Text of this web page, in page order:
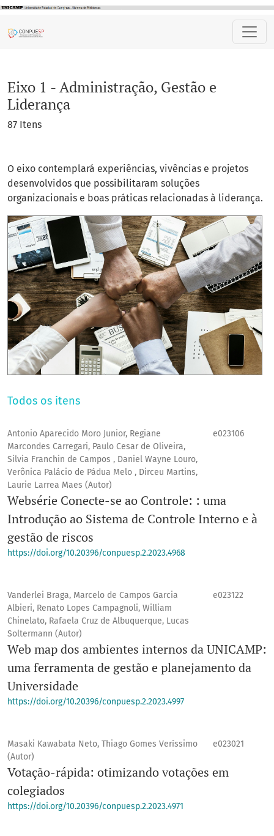
Eixo 1 - Administração, Gestão e
Liderança
87 Itens
O eixo contemplará experiências, vivências e projetos
desenvolvidos que possibilitaram soluções
organizacionais e boas práticas relacionadas à liderança.
Todos os itens
Antonio Aparecido Moro Junior, Regiane
Marcondes Carregari, Paulo Cesar de Oliveira,
Silvia Franchin de Campos , Daniel Wayne Louro,
Verônica Palácio de Pádua Melo , Dirceu Martins,
Laurie Larrea Maes (Autor)
e023106
Websérie Conecte-se ao Controle: : uma
Introdução ao Sistema de Controle Interno e à
gestão de riscos
https://doi.org/10.20396/conpuesp.2.2023.4968
Vanderlei Braga, Marcelo de Campos Garcia
Albieri, Renato Lopes Campagnoli, William
Chinelato, Rafaela Cruz de Albuquerque, Lucas
Soltermann (Autor)
e023122
Web map dos ambientes internos da UNICAMP:
uma ferramenta de gestão e planejamento da
Universidade
https://doi.org/10.20396/conpuesp.2.2023.4997
Masaki Kawabata Neto, Thiago Gomes Veríssimo
(Autor)
e023021
Votação-rápida: otimizando votações em
colegiados
https://doi.org/10.20396/conpuesp.2.2023.4971